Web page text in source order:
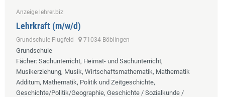
Anzeige lehrer.biz
Lehrkraft (m/w/d)
Grundschule Flugfeld 71034 Böblingen
Grundschule
Fächer: Sachunterricht, Heimat- und Sachunterricht,
Musikerziehung, Musik, Wirtschaftsmathematik, Mathematik
Additum, Mathematik, Politik und Zeitgeschichte,
Geschichte/Politik/Geographie, Geschichte / Sozialkunde /